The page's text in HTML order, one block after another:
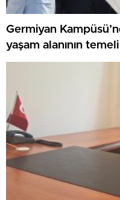
Germiyan
yaşam alanının temeli